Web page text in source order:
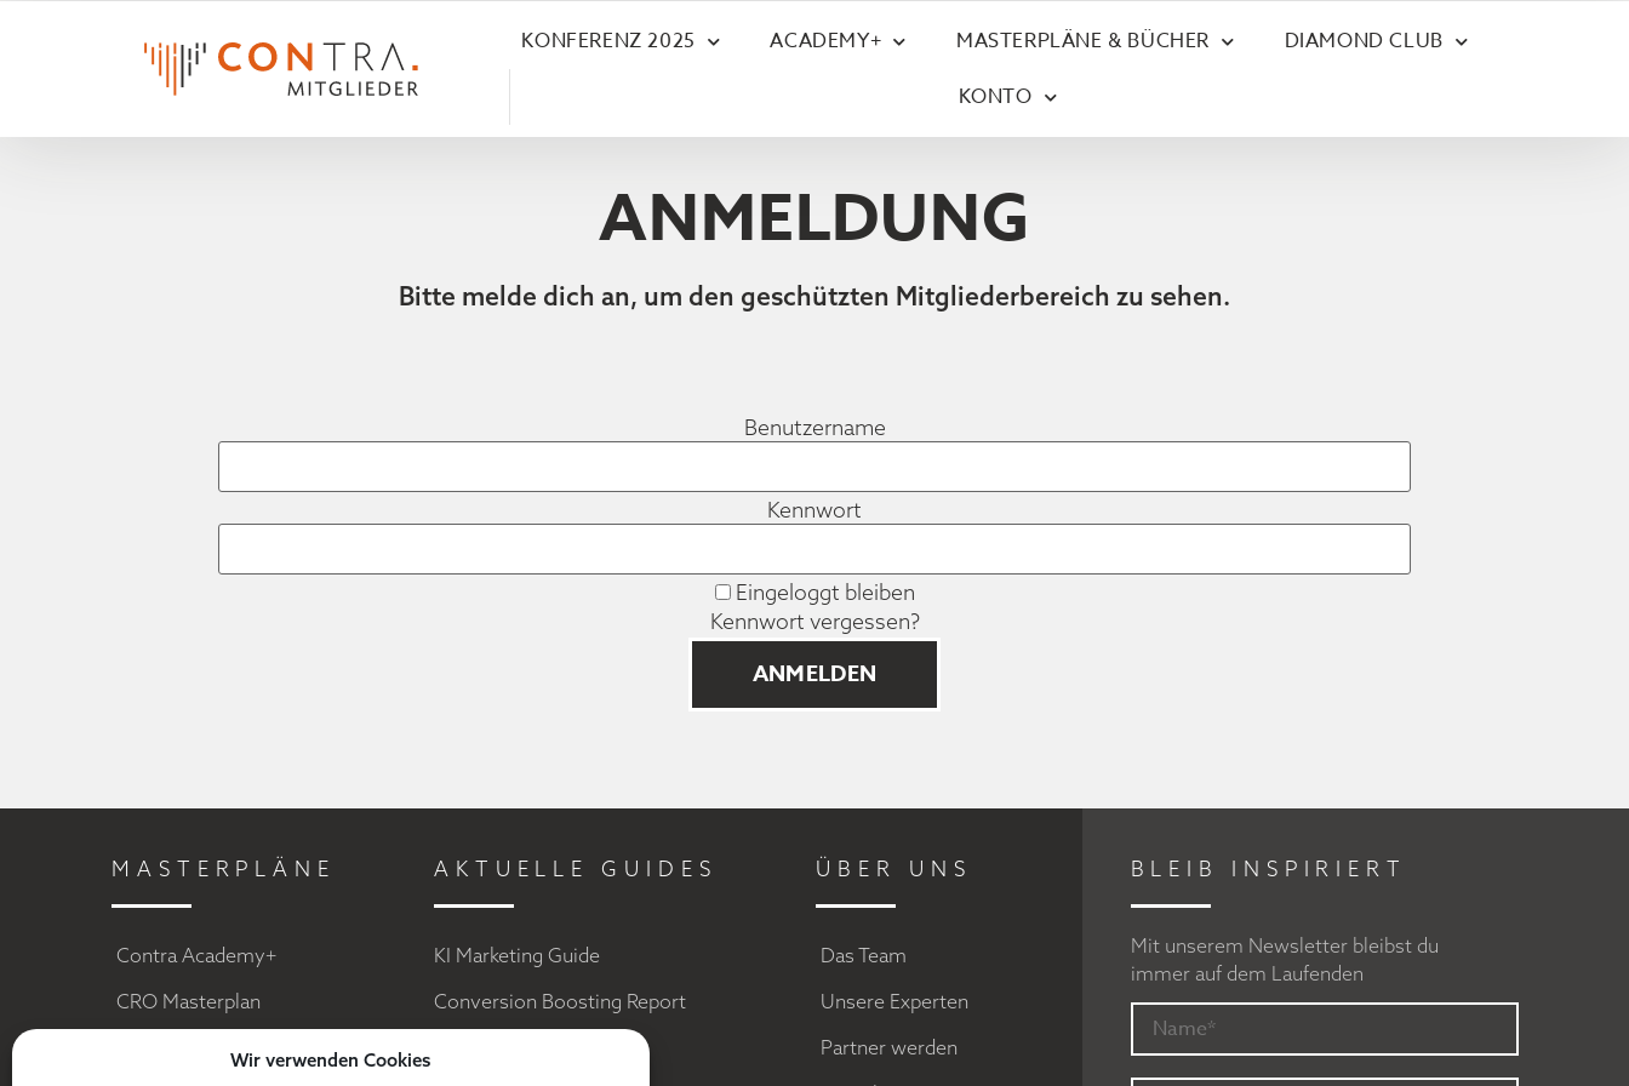
Wir verwenden Cookies
KONFERENZ 2025 ACADEMY+ MASTERPLÄNE & BÜCHER
DIAMOND CLUB
KONTO
ANMELDUNG
Bitte melde dich an, um den geschützten Mitgliederbereich zu sehen.
Benutzername
Kennwort
Eingeloggt bleiben
Kennwort vergessen?
MASTERPLÄNE
Contra Academy+
CRO Masterplan
Facebook Ads
AKTUELLE GUIDES
KI Marketing Guide
Conversion Boosting Report
ÜBER UNS
Das Team
Unsere Experten
Partner werden
BLEIB INSPIRIERT
Mit unserem Newsletter bleibst du
immer auf dem Laufenden